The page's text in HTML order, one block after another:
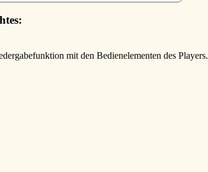
mit den Bedienelementen des Players.